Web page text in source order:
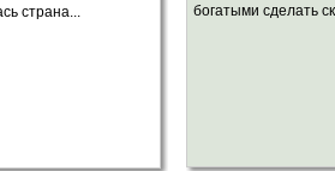
страна...
богатыми сделать